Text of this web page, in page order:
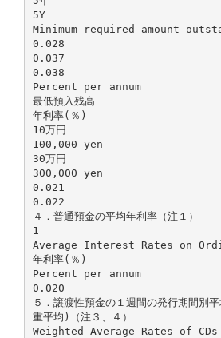
5Y
Minimum required amount
0.028
0.037
0.038
Percent per annum
最低預入残高
年利率(％)
10万円
100,000 yen
30万円
300,000 yen
0.021
0.022
４．普通預金の平均年利率（注１）
1
Average Interest Rates on
年利率(％)
Percent per annum
0.020
５．譲渡性預金の１週間の発行期間別
重平均)（注３、４）
Weighted Average Rates of